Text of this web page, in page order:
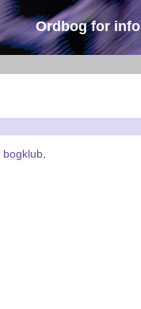
Ordbog for
bogklub